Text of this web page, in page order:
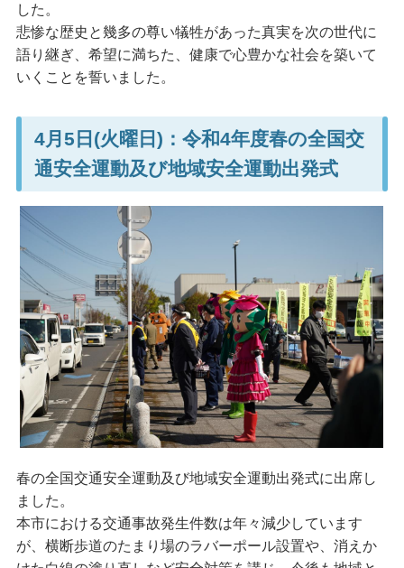
した。
悲惨な歴史と幾多の尊い犠牲があった真実を次の世代に
語り継ぎ、希望に満ちた、健康で心豊かな社会を築いて
いくことを誓いました。
4月5日(火曜日)：令和4年度春の全国交
通安全運動及び地域安全運動出発式
春の全国交通安全運動及び地域安全運動出発式に出席し
ました。
本市における交通事故発生件数は年々減少しています
が、横断歩道のたまり場のラバーポール設置や、消えか